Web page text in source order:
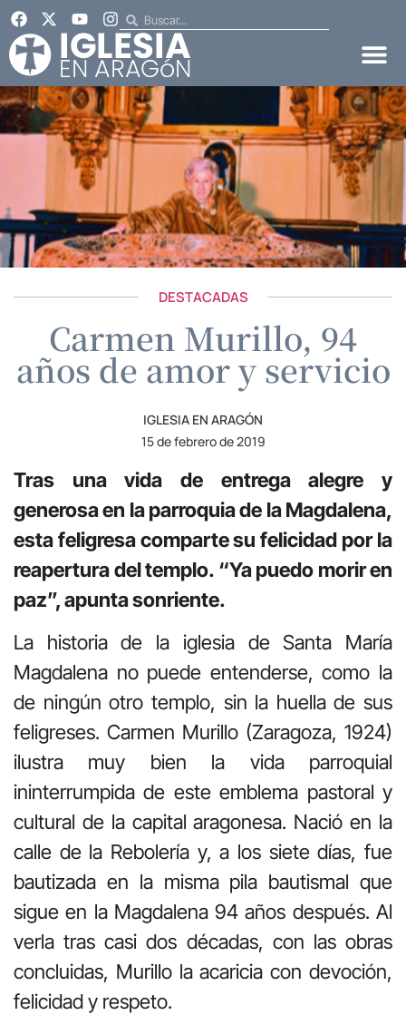
DESTACADAS
Carmen Murillo, 94
años de amor y servicio
IGLESIA EN ARAGÓN
15 de febrero de 2019
Tras una vida de entrega alegre y
generosa en la parroquia de la Magdalena,
esta feligresa comparte su felicidad por la
reapertura del templo. “Ya puedo morir en
paz”, apunta sonriente.
La historia de la iglesia de Santa María
Magdalena no puede entenderse, como la
de ningún otro templo, sin la huella de sus
feligreses. Carmen Murillo (Zaragoza, 1924)
ilustra muy bien la vida parroquial
ininterrumpida de este emblema pastoral y
cultural de la capital aragonesa. Nació en la
calle de la Rebolería y, a los siete días, fue
bautizada en la misma pila bautismal que
sigue en la Magdalena 94 años después. Al
verla tras casi dos décadas, con las obras
concluidas, Murillo la acaricia con devoción,
felicidad y respeto.